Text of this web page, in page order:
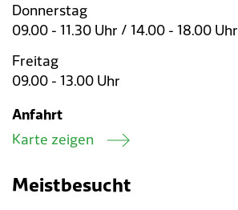
Donnerstag
09.00 - 11.30 Uhr / 14.00 - 18.00 Uhr
Freitag
09.00 - 13.00 Uhr
Anfahrt
Karte zeigen
Meistbesucht